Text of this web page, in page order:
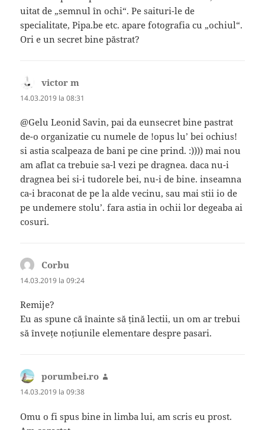
uitat de „semnul în ochi“. Pe saituri-le de
specialitate, Pipa.be etc. apare fotografia cu „ochiul“.
Ori e un secret bine păstrat?
victor m
14.03.2019 la 08:31
@Gelu Leonid Savin, pai da eunsecret bine pastrat
de-o organizatie cu numele de !opus lu’ bei ochius!
si astia scalpeaza de bani pe cine prind. :)))) mai nou
am aflat ca trebuie sa-l vezi pe dragnea. daca nu-i
dragnea bei si-i tudorele bei, nu-i de bine. inseamna
ca-i braconat de pe la alde vecinu, sau mai stii io de
pe undemere stolu’. fara astia in ochii lor degeaba ai
cosuri.
Corbu
14.03.2019 la 09:24
Remije?
Eu as spune că înainte să țină lectii, un om ar trebui
să învețe noțiunile elementare despre pasari.
porumbei.ro
14.03.2019 la 09:38
Omu o fi spus bine in limba lui, am scris eu prost.